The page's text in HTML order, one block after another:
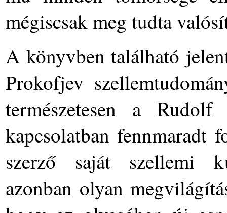
mégiscsak meg tudta
A könyvben található
Prokofjev
természetesen a
kapcsolatban fennmaradt
szerző saját szellemi
azonban olyan